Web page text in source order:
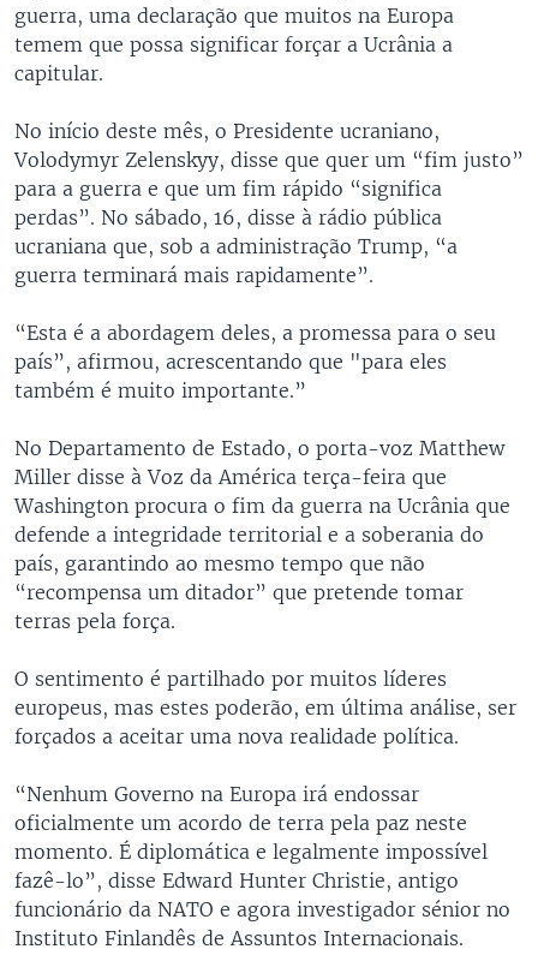
guerra, uma declaração que muitos na Europa
temem que possa significar forçar a Ucrânia a
capitular.
No início deste mês, o Presidente ucraniano,
Volodymyr Zelenskyy, disse que quer um “fim justo”
para a guerra e que um fim rápido “significa
perdas”. No sábado, 16, disse à rádio pública
ucraniana que, sob a administração Trump, “a
guerra terminará mais rapidamente”.
“Esta é a abordagem deles, a promessa para o seu
país”, afirmou, acrescentando que "para eles
também é muito importante.”
No Departamento de Estado, o porta-voz Matthew
Miller disse à Voz da América terça-feira que
Washington procura o fim da guerra na Ucrânia que
defende a integridade territorial e a soberania do
país, garantindo ao mesmo tempo que não
“recompensa um ditador” que pretende tomar
terras pela força.
O sentimento é partilhado por muitos líderes
europeus, mas estes poderão, em última análise, ser
forçados a aceitar uma nova realidade política.
“Nenhum Governo na Europa irá endossar
oficialmente um acordo de terra pela paz neste
momento. É diplomática e legalmente impossível
fazê-lo”, disse Edward Hunter Christie, antigo
funcionário da NATO e agora investigador sénior no
Instituto Finlandês de Assuntos Internacionais.